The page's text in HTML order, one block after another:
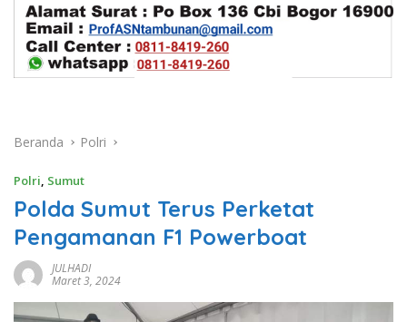
Beranda Polri
Polri, Sumut
Polda Sumut Terus Perketat
Pengamanan F1 Powerboat
JULHADI
Maret 3, 2024